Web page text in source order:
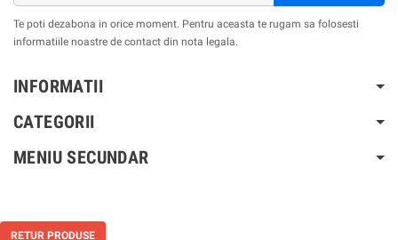
Te poti dezabona in orice moment. Pentru aceasta te rugam sa folosesti
informatiile noastre de contact din nota legala.
INFORMATII
CATEGORII
MENIU SECUNDAR
RETUR PRODUSE